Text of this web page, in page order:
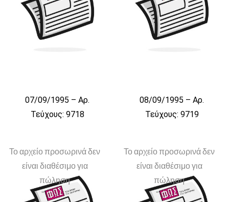
07/09/1995 – Αρ.
Τεύχους: 9718
08/09/1995 – Αρ.
Τεύχους: 9719
Το αρχείο προσωρινά δεν
είναι διαθέσιμο για
πώληση
Το αρχείο προσωρινά δεν
είναι διαθέσιμο για
πώληση